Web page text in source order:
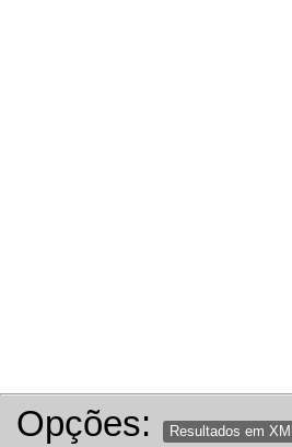
Opções: Resultados em XML